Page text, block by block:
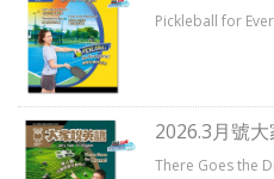
Pickleball for
2026.3月號
There Goes the